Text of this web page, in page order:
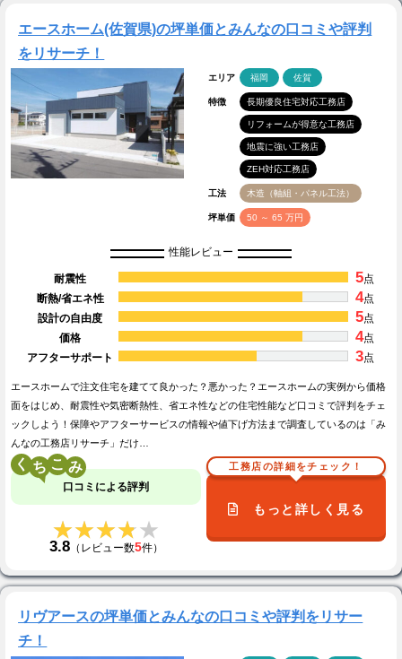
エースホーム(佐賀県)の坪単価とみんなの口コミや評判
をリサーチ！
エリア 福岡 佐賀
特徴 長期優良住宅対応工務店
リフォームが得意な工務店
地震に強い工務店
ZEH対応工務店
工法 木造（軸組・パネル工法）
坪単価 50 ～ 65 万円
性能レビュー
耐震性 5点
断熱/省エネ性
4点
設計の自由度
5点
価格
4点
アフターサポート
3点
エースホームで注文住宅を建てて良かった？悪かった？エースホームの実例から価格
面をはじめ、耐震性や気密断熱性、省エネ性などの住宅性能など口コミで評判をチェ
ックしよう！保障やアフターサービスの情報や値下げ方法まで調査しているのは「み
んなの工務店リサーチ」だけ…
く こ
口コミによる評判
★★★★★
★★★★★
3.8（レビュー数5件）
工務店の詳細をチェック！
もっと詳しく見る
リヴアースの坪単価とみんなの口コミや評判をリサー
チ！